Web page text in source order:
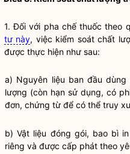
1. Đối với pha chế thuốc theo
tư này, việc kiểm soát chất
được thực hiện như sau:
a) Nguyên liệu ban đầu
lượng (còn hạn sử dụng, có
đơn, chứng từ để có thể truy
b) Vật liệu đóng gói, bao bì
riêng và được cấp phát theo